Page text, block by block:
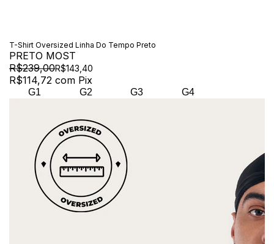
T-Shirt Oversized Linha Do Tempo Preto
PRETO MOST
R$239,00R$143,40
R$114,72 com Pix
G1 G2 G3 G4